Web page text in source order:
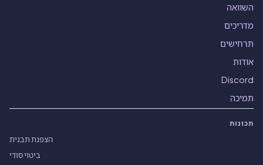
השוואה
מדריכים
תרחישים
אודות
Discord
תמיכה
תכונות
הצפנת תבנית
ביטוי סודי